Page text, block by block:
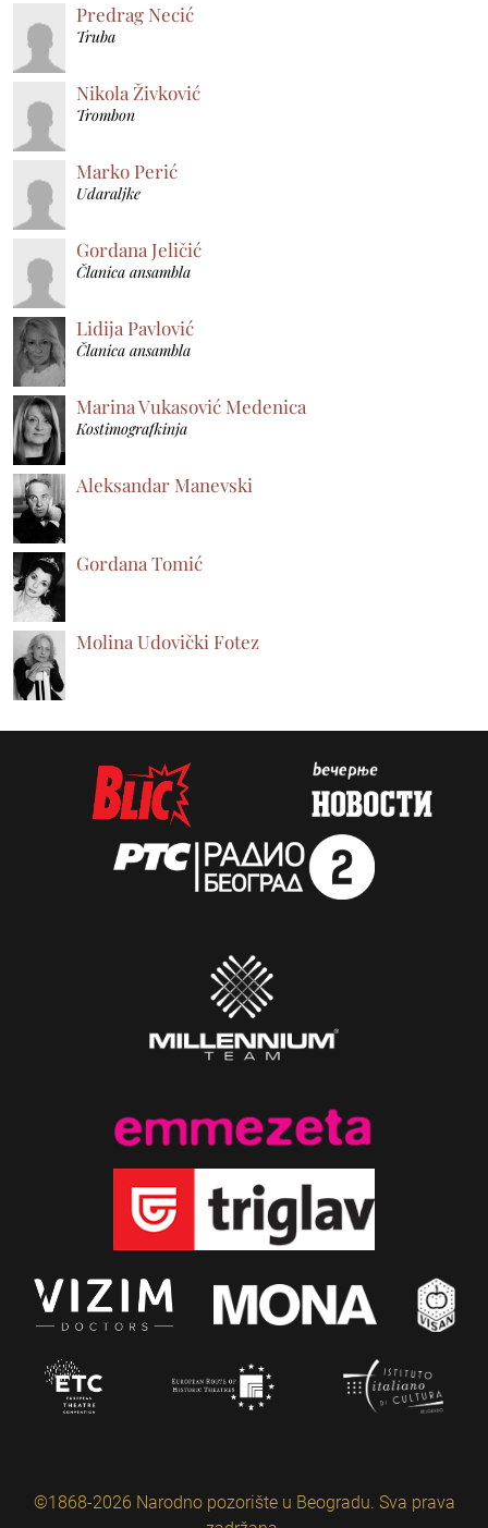
Predrag Necić
Truba
Nikola Živković
Trombon
Marko Perić
Udaraljke
Gordana Jeličić
Članica ansambla
Lidija Pavlović
Članica ansambla
Marina Vukasović Medenica
Kostimografkinja
Aleksandar Manevski
Gordana Tomić
Molina Udovički Fotez
©1868-2026 Narodno pozorište u Beogradu. Sva prava